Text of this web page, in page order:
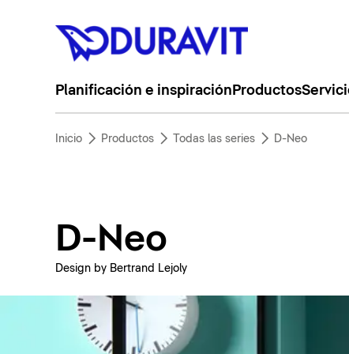
Planificación e inspiración Productos
Inicio Productos Todas las series D-Neo
D-Neo
Design by Bertrand Lejoly